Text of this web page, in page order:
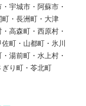
宇城市・阿蘇市・
・長洲町・大津
高森町・西原村・
町・山都町・氷川
湯前町・水上村・
り町・苓北町